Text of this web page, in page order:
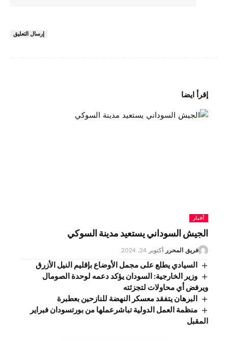
إرسال التعليق
إقرأ ايضا
أخبار
الجيش السوداني يستعيد مدينة السوكي
فريق المحرر أكتوبر 24, 2024
السيادي يطلع على مجمل الأوضاع بإقليم النيل الأزرق
وزير الخارجية: السودان يؤكد دعمه لوحدة الصومال
ويرفض أي محاولات لتجزئته
البرهان يتفقد معسكر النهضة للنازحين بعطبرة
منظمة العمل الدولية تباشرعملها من بورتسودان فبراير
المقبل